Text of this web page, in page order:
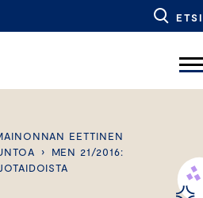
ETSI
EETTINEN
›
MEN 21/2016: